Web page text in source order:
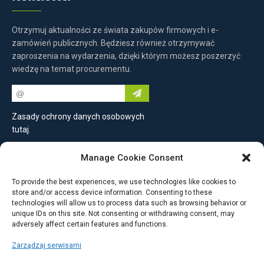
Manage Cookie Consent
To provide the best experiences, we use technologies like cookies to
store and/or access device information. Consenting to these
technologies will allow us to process data such as browsing behavior or
unique IDs on this site. Not consenting or withdrawing consent, may
adversely affect certain features and functions.
Zarządzaj serwisami
Otrzymuj aktualności ze świata zakupów firmowych i e-
zamówień publicznych. Będziesz również otrzymywać
zaproszenia na wydarzenia, dzięki którym możesz poszerzyć
wiedzę na temat procurementu.
Zasady ochrony danych osobowych
tutaj
PROEBIZ s.r.o.
Masarykovo náměstí 52/33
702 00 Moravská Ostrava
Republika Czeska